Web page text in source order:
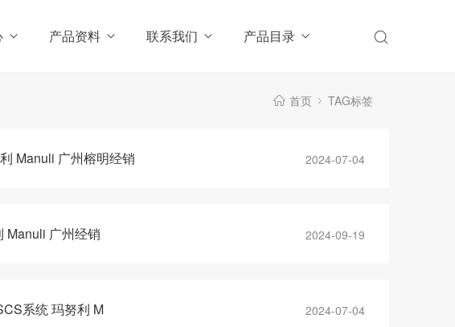
产品资料 联系我们 产品目录
首页 TAG标签
Manuli 广州榕明经销 2024-07-04
Manuli 广州经销 2024-09-19
系统 玛努利 M 2024-07-04